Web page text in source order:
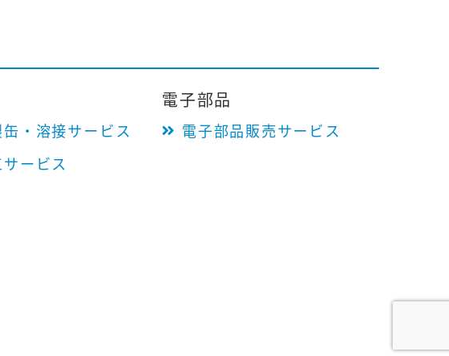
・溶接サービス
ービス
電子部品
電子部品販売サービス